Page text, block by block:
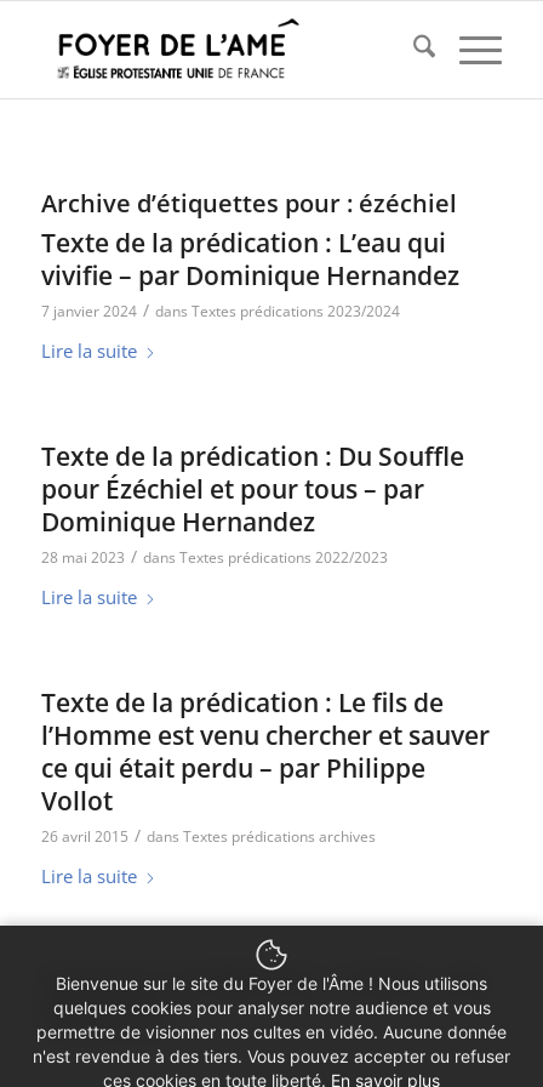
Archive d’étiquettes pour : ézéchiel
Texte de la prédication : L’eau qui
vivifie – par Dominique Hernandez
7 janvier 2024 / dans Textes prédications 2023/2024
Lire la suite
Texte de la prédication : Du Souffle
pour Ézéchiel et pour tous – par
Dominique Hernandez
28 mai 2023 / dans Textes prédications 2022/2023
Lire la suite
Texte de la prédication : Le fils de
l’Homme est venu chercher et sauver
ce qui était perdu – par Philippe
Vollot
26 avril 2015 / dans Textes prédications archives
Lire la suite
Texte de la prédication : L’enfer – par
Didier You
16 novembre 2014 / dansTextes prédications archives
Bienvenue sur le site du Foyer de l'Âme ! Nous utilisons
quelques cookies pour analyser notre audience et vous
permettre de visionner nos cultes en vidéo. Aucune donnée
n'est revendue à des tiers. Vous pouvez accepter ou refuser
ces cookies en toute liberté. En savoir plus